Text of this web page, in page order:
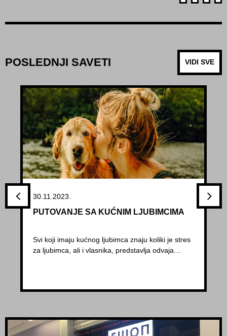
POSLEDNJI SAVETI VIDI SVE
30.11.2023.
PUTOVANJE SA KUĆNIM LJUBIMCIMA
Svi koji imaju kućnog ljubimca znaju koliki je stres
za ljubimca, ali i vlasnika, predstavlja odvaja…